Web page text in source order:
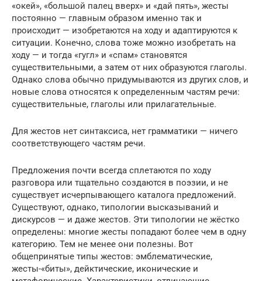
«окей», «большой палец вверх» и «дай пять», жесты
постоянно — главным образом именно так и
происходит — изобретаются на ходу и адаптируются к
ситуации. Конечно, слова тоже можно изобретать на
ходу — и тогда «гугл» и «спам» становятся
существительными, а затем от них образуются глаголы.
Однако слова обычно придумываются из других слов, и
новые слова относятся к определенным частям речи:
существительные, глаголы или прилагательные.
Для жестов нет синтаксиса, нет грамматики — ничего
соответствующего частям речи.
Предложения почти всегда сплетаются по ходу
разговора или тщательно создаются в поэзии, и не
существует исчерпывающего каталога предложений.
Существуют, однако, типологии высказываний и
дискурсов — и даже жестов. Эти типологии не жёстко
определены: многие жесты попадают более чем в одну
категорию. Тем не менее они полезны. Вот
общепринятые типы жестов: эмблематические,
жесты-«биты», дейктические, иконические и